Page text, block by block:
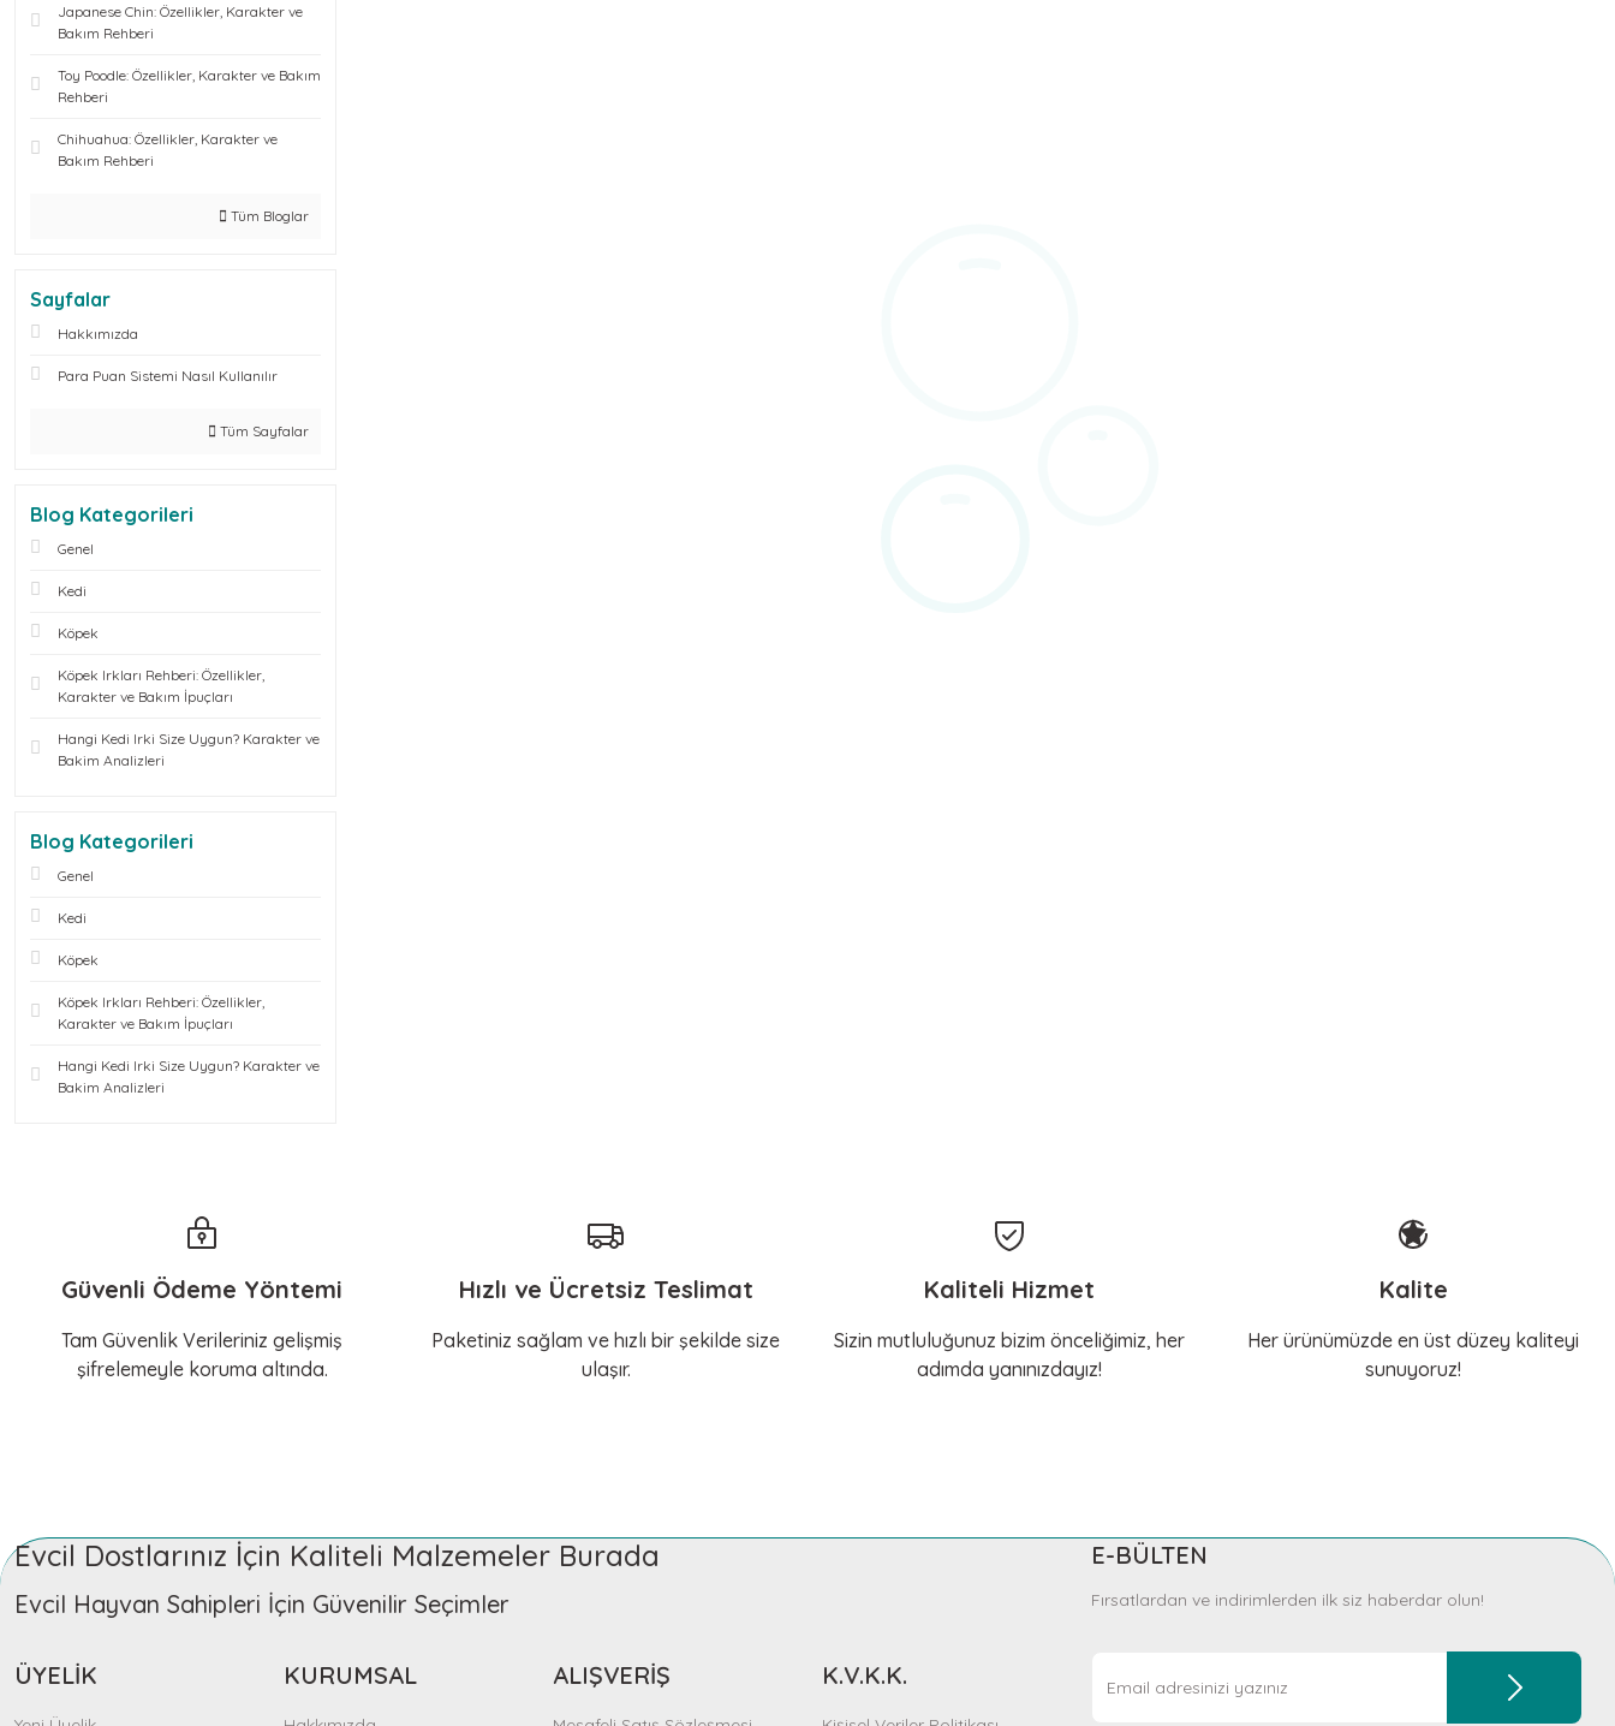
Japanese Chin: Özellikler, Karakter ve
Bakım Rehberi
Toy Poodle: Özellikler, Karakter ve Bakım
Rehberi
Chihuahua: Özellikler, Karakter ve
Bakım Rehberi
Tüm Bloglar
Sayfalar
Hakkımızda
Para Puan Sistemi Nasıl Kullanılır
Tüm Sayfalar
Blog Kategorileri
Genel
Kedi
Köpek
Köpek Irkları Rehberi: Özellikler,
Karakter ve Bakım İpuçları
Hangi Kedi Irki Size Uygun? Karakter ve
Bakim Analizleri
Blog Kategorileri
Genel
Kedi
Köpek
Köpek Irkları Rehberi: Özellikler,
Karakter ve Bakım İpuçları
Hangi Kedi Irki Size Uygun? Karakter ve
Bakim Analizleri
Güvenli Ödeme Yöntemi
Tam Güvenlik Verileriniz gelişmiş
şifrelemeyle koruma altında.
Hızlı ve Ücretsiz Teslimat
Paketiniz sağlam ve hızlı bir şekilde size
ulaşır.
Kaliteli Hizmet
Sizin mutluluğunuz bizim önceliğimiz, her
adımda yanınızdayız!
Kalite
Her ürünümüzde en üst düzey kaliteyi
sunuyoruz!
Evcil Dostlarınız İçin Kaliteli Malzemeler Burada
Evcil Hayvan Sahipleri İçin Güvenilir Seçimler
ÜYELİK KURUMSAL ALIŞVERİŞ K.V.K.K.
E-BÜLTEN
Fırsatlardan ve indirimlerden ilk siz haberdar olun!